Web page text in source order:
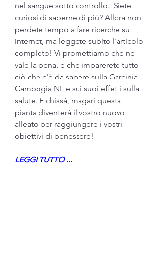
nel sangue sotto controllo.  Siete
curiosi di saperne di più? Allora non
perdete tempo a fare ricerche su
internet, ma leggete subito l'articolo
completo! Vi promettiamo che ne
vale la pena, e che imparerete tutto
ciò che c'è da sapere sulla Garcinia
Cambogia NL e sui suoi effetti sulla
salute. E chissà, magari questa
pianta diventerà il vostro nuovo
alleato per raggiungere i vostri
obiettivi di benessere!
LEGGI TUTTO ...